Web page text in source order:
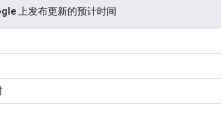
上发布更新的预计时间